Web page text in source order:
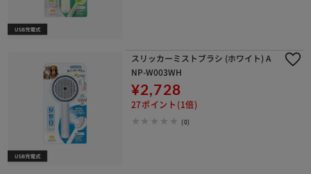
スリッカーミストブラシ (ホワイト) A
NP-W003WH
¥2,728
27ポイント(1倍)
(0)